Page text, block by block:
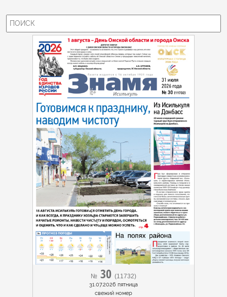
№ 30 (11732)
31.07.2026 пятница
cвежий номер